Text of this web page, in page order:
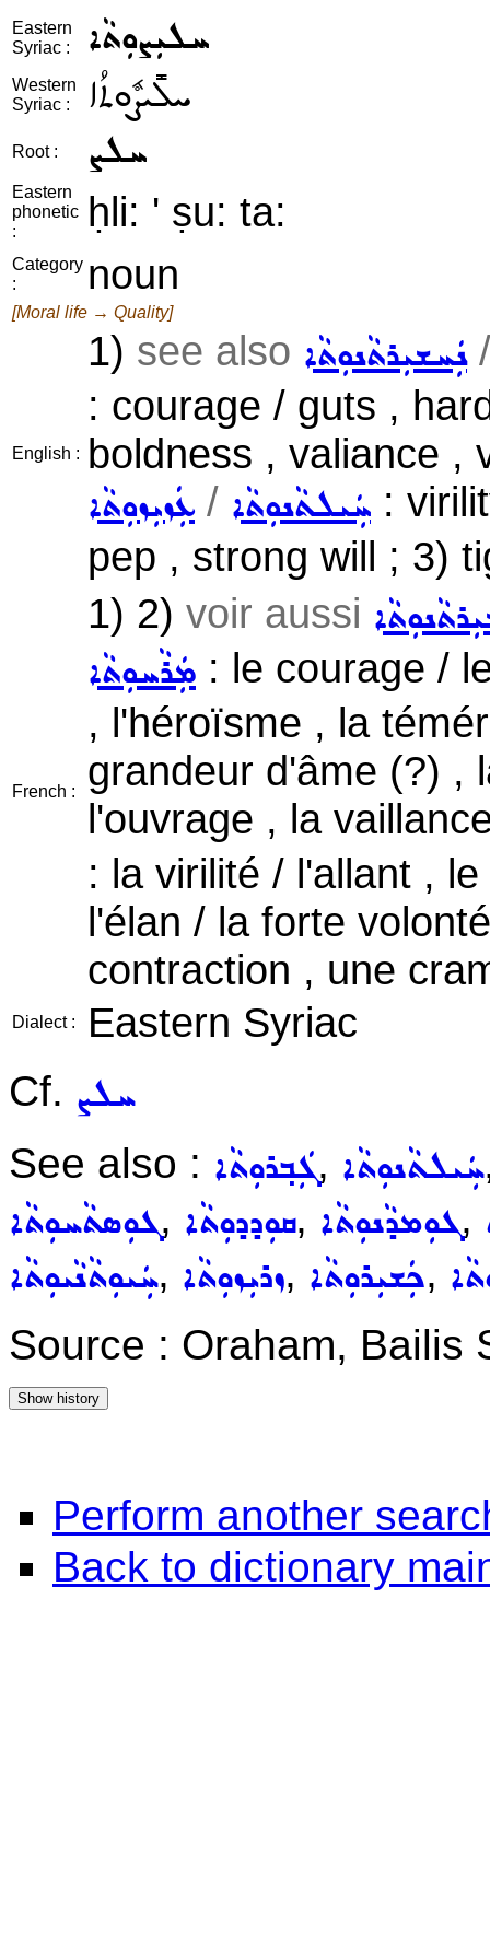
Eastern
Syriac :
ܚܠܝܼܨܘܼܬܵܐ
Western
Syriac :
ܚܠܺܝܨܽܘܬܳܐ
Root : ܚܠܨ
Eastern
phonetic
:
ḥli: ' ṣu: ta:
Category
:
noun
[Moral life → Quality]
English :
1) see also ܢܲܚܫܝܼܪܬܵܢܘܼܬܵܐ
: courage / guts ,
boldness , valiance ,
ܥܲܙܝܼܙܘܼܬܵܐ / ܚܲܝܠܬܵܢܘܼܬܵܐ :
pep , strong will ; 3)
French :
1) 2) voir aussi
ܡܲܪܵܚܘܼܬܵܐ : le courage /
, l'héroïsme , la
grandeur d'âme (?)
l'ouvrage , la
: la virilité / l'allant ,
l'élan / la forte
contraction , une
Dialect :
Eastern Syriac
Cf. ܚܠܨ
See also : ܓܲܒ݂ܪܘܼܬܵܐ, ܚܲܝܠܬܵܢܘܼܬܵܐ
ܓܘܼܣܬܵܚܘܼܬܵܐ, ܩܘܼܕܕܘܼܬܵܐ, ܓܘܼܡܕܵܢܘܼܬܵܐ,
ܚܲܝܘܼܬܵܢܵܝܘܼܬܵܐ, ܙܪܝܼܙܘܼܬܵܐ, ܟܲܫܝܼܪܘܼܬܵܐ,
Source : Oraham, Bailis
Perform another
Back to dictionary